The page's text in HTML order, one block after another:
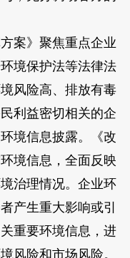
案》聚焦重点企业
境保护法等法律法
风险高、排放有毒
利益密切相关的企
境信息披露。《改
境信息，全面反映
治理情况。企业环
产生重大影响或引
重要环境信息，进
风险和市场风险。